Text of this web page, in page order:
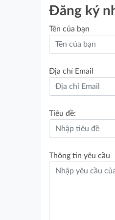
Đăng ký
Tên của bạn
Địa chỉ Email
Tiêu đề:
Thông tin yêu cầu